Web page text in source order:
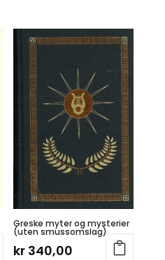
Greske myter og mysterier
(uten smussomslag)
kr 340,00